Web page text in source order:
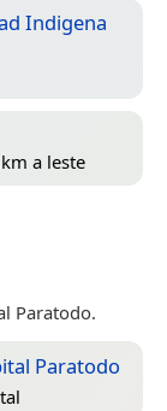
Indigena
a leste
Paratodo.
Paratodo